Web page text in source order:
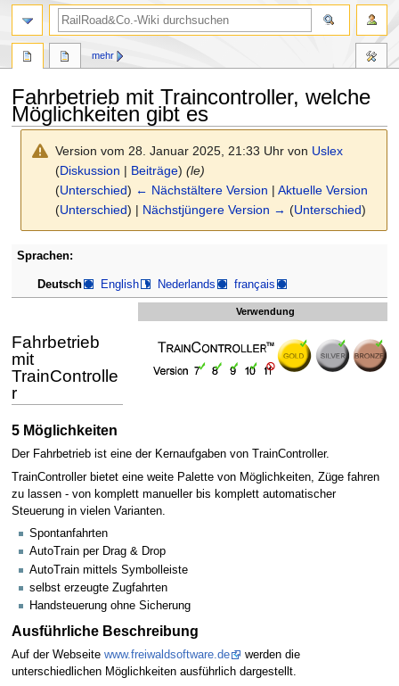
Fahrbetrieb mit Traincontroller, welche
Möglichkeiten gibt es
Version vom 28. Januar 2025, 21:33 Uhr von Uslex
(Diskussion | Beiträge) (le)
(Unterschied) ← Nächstältere Version |Aktuelle Version
(Unterschied) | Nächstjüngere Version → (Unterschied)
Zur
springen
Zur
springen
Sprachen:
Deutsch English Nederlands français
Verwendung
Fahrbetrieb
mit
TrainControlle
r
5 Möglichkeiten
Der Fahrbetrieb ist eine der Kernaufgaben von TrainController.
TrainController bietet eine weite Palette von Möglichkeiten, Züge fahren
zu lassen - von komplett manueller bis komplett automatischer
Steuerung in vielen Varianten.
Spontanfahrten
AutoTrain per Drag & Drop
AutoTrain mittels Symbolleiste
selbst erzeugte Zugfahrten
Handsteuerung ohne Sicherung
Ausführliche Beschreibung
Auf der Webseite www.freiwaldsoftware.de
werden die
unterschiedlichen Möglichkeiten ausführlich dargestellt.
mehr
Suche